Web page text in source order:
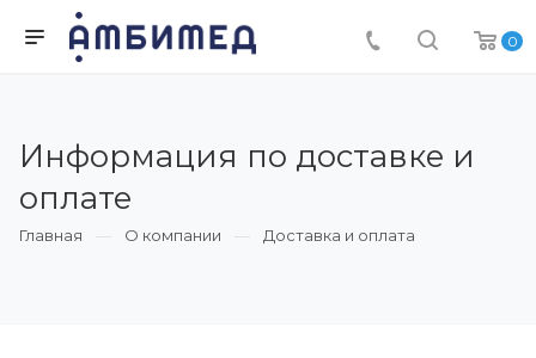
0
Информация по доставке и
оплате
Главная О компании Доставка и оплата